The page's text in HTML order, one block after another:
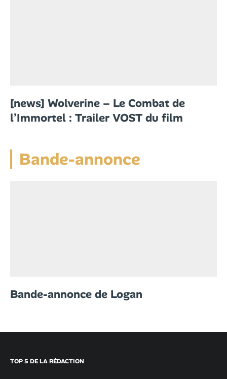
[news] Wolverine – Le Combat de
l’Immortel : Trailer VOST du film
Bande-annonce
Bande-annonce de Logan
TOP 5 DE LA RÉDACTION